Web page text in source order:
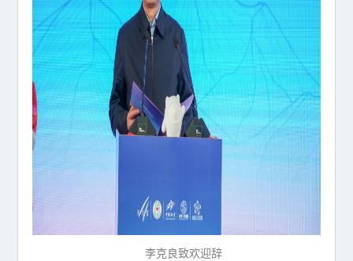
李克良致欢迎辞